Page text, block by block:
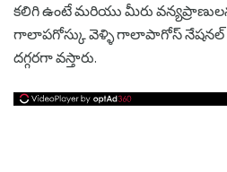
కలిగి ఉంటే మరియు మీరు
గాలాపగోస్కు వెళ్ళి గాలాపాగోస్ నేషనల్
దగ్గరగా వస్తారు.